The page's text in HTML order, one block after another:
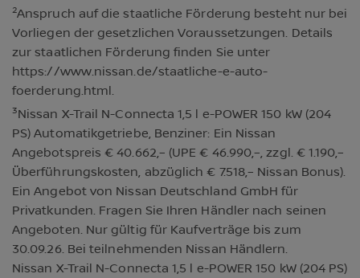
2Anspruch auf die staatliche Förderung besteht nur bei
Vorliegen der gesetzlichen Voraussetzungen. Details
zur staatlichen Förderung finden Sie unter
https://www.nissan.de/staatliche-e-auto-
foerderung.html.
3Nissan X-Trail N-Connecta 1,5 l e-POWER 150 kW (204
PS) Automatikgetriebe, Benziner: Ein Nissan
Angebotspreis € 40.662,– (UPE € 46.990,–, zzgl. € 1.190,–
Überführungskosten, abzüglich € 7.518,– Nissan Bonus).
Ein Angebot von Nissan Deutschland GmbH für
Privatkunden. Fragen Sie Ihren Händler nach seinen
Angeboten. Nur gültig für Kaufverträge bis zum
30.09.26. Bei teilnehmenden Nissan Händlern.
Nissan X-Trail N-Connecta 1,5 l e-POWER 150 kW (204 PS)